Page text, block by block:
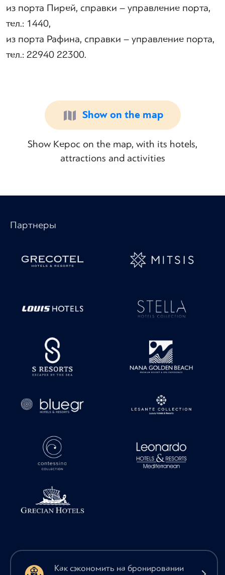
из порта Пирей, справки – управление порта,
тел.: 1440,
из порта Рафина, справки – управление порта,
тел.: 22940 22300.
Show on the map
Show Керос on the map, with its hotels,
attractions and activities
Партнеры
Как сэкономить на бронировании